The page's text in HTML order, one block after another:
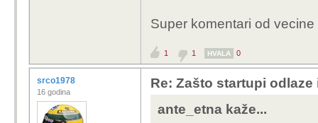
Super komentari od vecine
1 1 HVALA 0
srco1978
16 godina
Re: Zašto startupi
ante_etna kaže...